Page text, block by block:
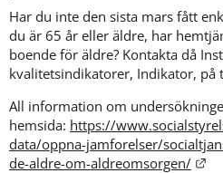
Har du inte den sista mars fått
du är 65 år eller äldre, har
boende för äldre? Kontakta då
kvalitetsindikatorer, Indikator, på
All information om
hemsida: https://
data/oppna-jamforelser/
de-aldre-om-aldreomsorgen/